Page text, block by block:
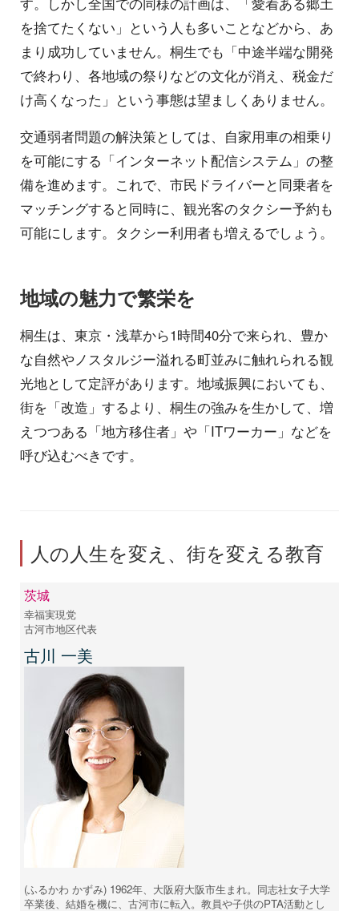
を捨てたくない」という人も多いことなどから、あ
まり成功していません。桐生でも「中途半端な開発
で終わり、各地域の祭りなどの文化が消え、税金だ
け高くなった」という事態は望ましくありません。
交通弱者問題の解決策としては、自家用車の相乗り
を可能にする「インターネット配信システム」の整
備を進めます。これで、市民ドライバーと同乗者を
マッチングすると同時に、観光客のタクシー予約も
可能にします。タクシー利用者も増えるでしょう。
地域の魅力で繁栄を
桐生は、東京・浅草から1時間40分で来られ、豊か
な自然やノスタルジー溢れる町並みに触れられる観
光地として定評があります。地域振興においても、
街を「改造」するより、桐生の強みを生かして、増
えつつある「地方移住者」や「ITワーカー」などを
呼び込むべきです。
人の人生を変え、街を変える教育
茨城
幸福実現党
古河市地区代表
古川 一美
(ふるかわ かずみ) 1962年、大阪府大阪市生まれ。同志社女子大学
卒業後、結婚を機に、古河市に転入。教員や子供のPTA活動とし